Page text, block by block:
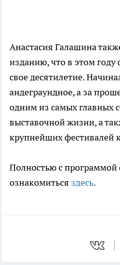
Анастасия Галашина
изданию, что в этом году
свое десятилетие.
андеграундное, а за
одним из самых главных
выставочной жизни, а
крупнейших фестивалей
Полностью с
ознакомиться здесь.